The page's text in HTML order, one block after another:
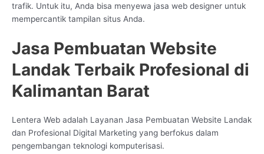
trafik. Untuk itu, Anda bisa menyewa jasa web designer untuk
mempercantik tampilan situs Anda.
Jasa Pembuatan Website
Landak Terbaik Profesional di
Kalimantan Barat
Lentera Web adalah Layanan Jasa Pembuatan Website Landak
dan Profesional Digital Marketing yang berfokus dalam
pengembangan teknologi komputerisasi.